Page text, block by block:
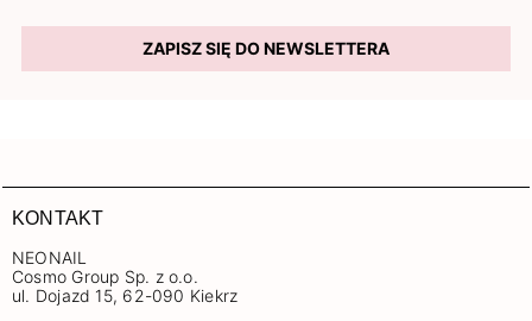
ZAPISZ SIĘ DO NEWSLETTERA
KONTAKT
NEONAIL
Cosmo Group Sp. z o.o.
ul. Dojazd 15, 62-090 Kiekrz